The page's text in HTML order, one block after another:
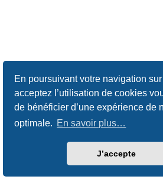
En poursuivant votre navigation
acceptez l’utilisation de cookies
de bénéficier d’une expérience de
optimale. En savoir plus…
J’accepte